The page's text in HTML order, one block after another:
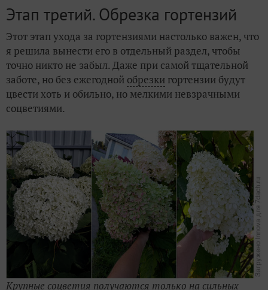
Этап третий. Обрезка гортензий
Этот этап ухода за гортензиями настолько важен, что
я решила вынести его в отдельный раздел, чтобы
точно никто не забыл. Даже при самой тщательной
заботе, но без ежегодной обрезки гортензии будут
цвести хоть и обильно, но мелкими невзрачными
соцветиями.
Крупные соцветия получаются только на сильных